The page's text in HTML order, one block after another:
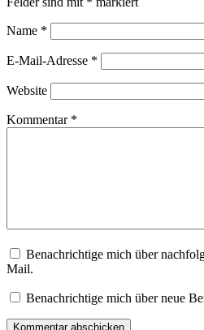
Name *
E-Mail-Adresse *
Website
Kommentar *
Benachrichtige mich über
Mail.
Benachrichtige mich über neue